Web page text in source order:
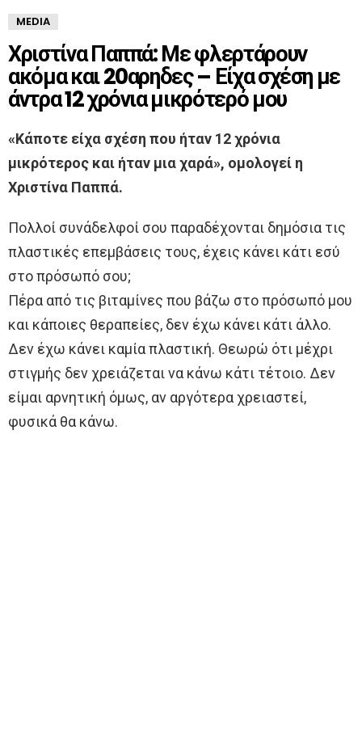
MEDIA
Χριστίνα Παππά: Με φλερτάρουν
ακόμα και 20αρηδες – Είχα σχέση με
άντρα 12 χρόνια μικρότερό μου
«Κάποτε είχα σχέση που ήταν 12 χρόνια
μικρότερος και ήταν μια χαρά», ομολογεί η
Χριστίνα Παππά.
Πολλοί συνάδελφοί σου παραδέχονται δημόσια τις
πλαστικές επεμβάσεις τους, έχεις κάνει κάτι εσύ
στο πρόσωπό σου;
Πέρα από τις βιταμίνες που βάζω στο πρόσωπό μου
και κάποιες θεραπείες, δεν έχω κάνει κάτι άλλο.
Δεν έχω κάνει καμία πλαστική. Θεωρώ ότι μέχρι
στιγμής δεν χρειάζεται να κάνω κάτι τέτοιο. Δεν
είμαι αρνητική όμως, αν αργότερα χρειαστεί,
φυσικά θα κάνω.